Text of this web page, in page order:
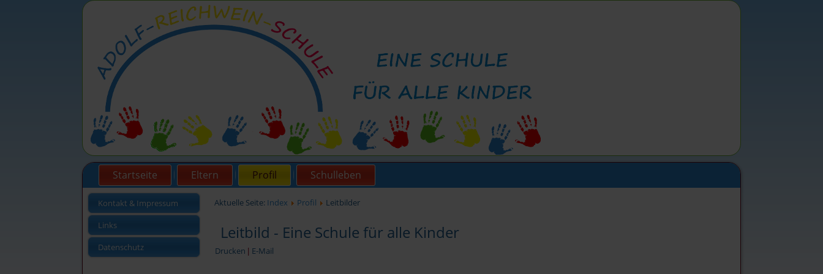
Startseite Eltern Profil Schulleben
Kontakt & Impressum
Links
Datenschutz
Aktuelle Seite: Index Profil Leitbilder
Leitbild - Eine Schule für alle Kinder
Drucken E-Mail